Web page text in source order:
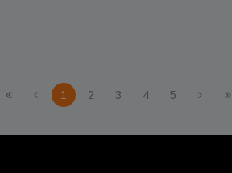
1 2 3 4 5